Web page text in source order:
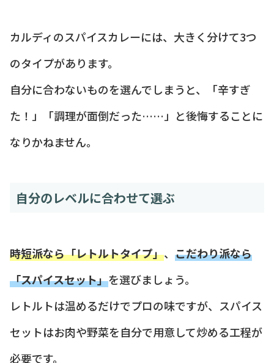
カルディのスパイスカレーには、大きく分けて3つ
のタイプがあります。
自分に合わないものを選んでしまうと、「辛すぎ
た！」「調理が面倒だった……」と後悔することに
なりかねません。
自分のレベルに合わせて選ぶ
時短派なら「レトルトタイプ」、 こだわり派なら
「スパイスセット」を選びましょう。
レトルトは温めるだけでプロの味ですが、スパイス
セットはお肉や野菜を自分で用意して炒める工程が
必要です。